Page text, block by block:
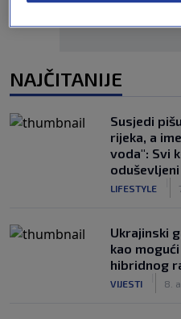
NAJČITANIJE
Susjedi
rijeka, a
voda": Svi
oduševljeni
LIFESTYLE
Ukrajinski
kao
hibridnog
VIJESTI 8.